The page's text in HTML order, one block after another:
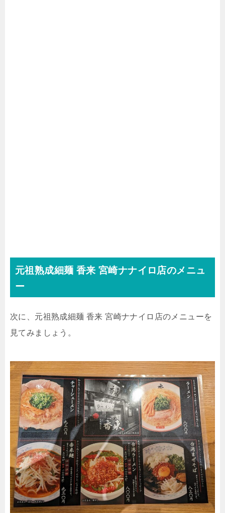
元祖熟成細麺 香来 宮崎ナナイロ店のメニュ
ー
次に、元祖熟成細麺 香来 宮崎ナナイロ店のメニューを
見てみましょう。